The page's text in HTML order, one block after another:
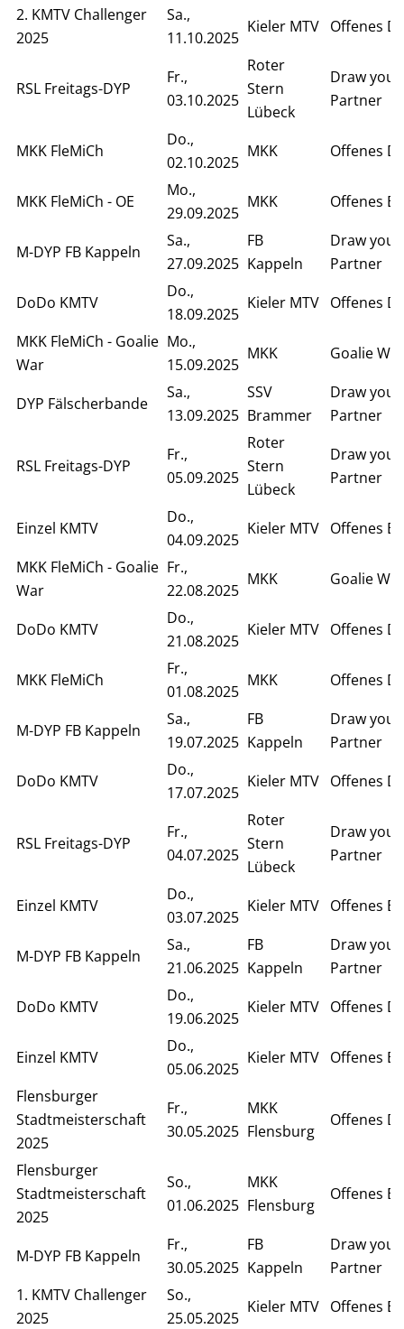
2. KMTV Challenger
2025
Sa.,
11.10.2025
Kieler MTV Offenes
RSL Freitags-DYP
Fr.,
03.10.2025
Roter
Stern
Lübeck
Draw your
Partner
MKK FleMiCh
Do.,
02.10.2025
MKK Offenes
MKK FleMiCh - OE
Mo.,
29.09.2025
MKK Offenes
M-DYP FB Kappeln
Sa.,
27.09.2025
FB
Kappeln
Draw your
Partner
DoDo KMTV
Do.,
18.09.2025
Kieler MTV Offenes
MKK FleMiCh - Goalie
War
Mo.,
15.09.2025
MKK Goalie War
DYP Fälscherbande
Sa.,
13.09.2025
SSV
Brammer
Draw your
Partner
RSL Freitags-DYP
Fr.,
05.09.2025
Roter
Stern
Lübeck
Draw your
Partner
Einzel KMTV
Do.,
04.09.2025
Kieler MTV Offenes
MKK FleMiCh - Goalie
War
Fr.,
22.08.2025
MKK Goalie War
DoDo KMTV
Do.,
21.08.2025
Kieler MTV Offenes
MKK FleMiCh
Fr.,
01.08.2025
MKK Offenes
M-DYP FB Kappeln
Sa.,
19.07.2025
FB
Kappeln
Draw your
Partner
DoDo KMTV
Do.,
17.07.2025
Kieler MTV Offenes
RSL Freitags-DYP
Fr.,
04.07.2025
Roter
Stern
Lübeck
Draw your
Partner
Einzel KMTV
Do.,
03.07.2025
Kieler MTV Offenes
M-DYP FB Kappeln
Sa.,
21.06.2025
FB
Kappeln
Draw your
Partner
DoDo KMTV
Do.,
19.06.2025
Kieler MTV Offenes
Einzel KMTV
Do.,
05.06.2025
Kieler MTV Offenes
Flensburger
Stadtmeisterschaft
2025
Fr.,
30.05.2025
MKK
Flensburg
Offenes
Flensburger
Stadtmeisterschaft
2025
So.,
01.06.2025
MKK
Flensburg
Offenes
M-DYP FB Kappeln
Fr.,
30.05.2025
FB
Kappeln
Draw your
Partner
1. KMTV Challenger
2025
So.,
25.05.2025
Kieler MTV Offenes